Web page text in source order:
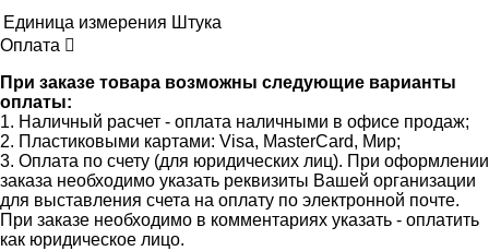
Единица измерения Штука
Оплата
При заказе товара возможны следующие варианты
оплаты:
1. Наличный расчет - оплата наличными в офисе продаж;
2. Пластиковыми картами: Visa, MasterCard, Мир;
3. Оплата по счету (для юридических лиц). При оформлении
заказа необходимо указать реквизиты Вашей организации
для выставления счета на оплату по электронной почте.
При заказе необходимо в комментариях указать - оплатить
как юридическое лицо.